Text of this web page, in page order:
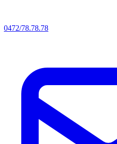
0472/78.78.78